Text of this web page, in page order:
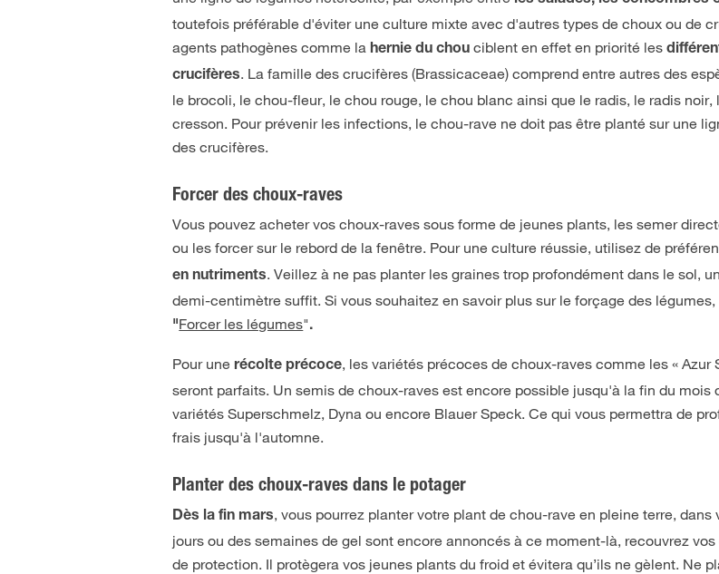
toutefois préférable d'éviter une culture mixte avec d'autres types de choux ou de
agents pathogènes comme lahernie du chou ciblent en effet en priorité les
crucifères. La famille des crucifères (Brassicaceae) comprend entre autres des
le brocoli, le chou-fleur, le chou rouge, le chou blanc ainsi que le radis, le radis noir,
cresson. Pour prévenir les infections, le chou-rave ne doit pas être planté sur une
des crucifères.
Forcer des choux-raves
Vous pouvez acheter vos choux-raves sous forme de jeunes plants, les semer
ou les forcer sur le rebord de la fenêtre. Pour une culture réussie, utilisez de
en nutriments. Veillez à ne pas planter les graines trop profondément dans le sol,
demi-centimètre suffit. Si vous souhaitez en savoir plus sur le forçage des
"Forcer les légumes".
Pour unerécolte précoce, les variétés précoces de choux-raves comme les « Azur
seront parfaits. Un semis de choux-raves est encore possible jusqu'à la fin du mois
variétés Superschmelz, Dyna ou encore Blauer Speck. Ce qui vous permettra de
frais jusqu'à l'automne.
Planter des choux-raves dans le potager
Dès la fin mars, vous pourrez planter votre plant de chou-rave en pleine terre, dans
jours ou des semaines de gel sont encore annoncés à ce moment-là, recouvrez vos
de protection. Il protègera vos jeunes plants du froid et évitera qu’ils ne gèlent. Ne